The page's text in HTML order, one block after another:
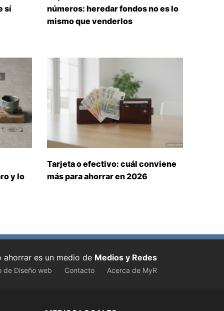
sí
números: heredar fondos no es lo
mismo que venderlos
y lo
Tarjeta o efectivo: cuál conviene
más para ahorrar en 2026
ahorrar es un medio de Medios y Redes
de Diseño web Contacto Acerca de MyR